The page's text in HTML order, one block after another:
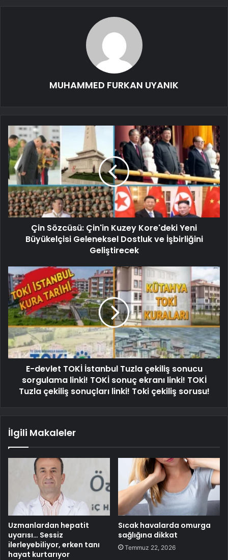
MUHAMMED FURKAN UYANIK
Çin Sözcüsü: Çin'in Kuzey Kore'deki Yeni
Büyükelçisi Geleneksel Dostluk ve İşbirliğini
Geliştirecek
E-devlet TOKİ İstanbul Tuzla çekiliş sonucu
sorgulama linki! TOKİ sonuç ekranı linki! TOKİ
Tuzla çekiliş sonuçları linki! Toki çekiliş sorusu!
İlgili Makaleler
Uzmanlardan hepatit
uyarısı… Sessiz
ilerleyebiliyor, erken tanı
hayat kurtarıyor
Sıcak havalarda omurga
sağlığına dikkat
Temmuz 22, 2026